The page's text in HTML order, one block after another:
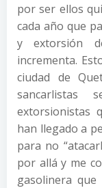
por ser ellos
cada año que
y extorsión
incrementa.
ciudad de
sancarlistas
extorsionistas
han llegado a
para no
por allá y me
gasolinera